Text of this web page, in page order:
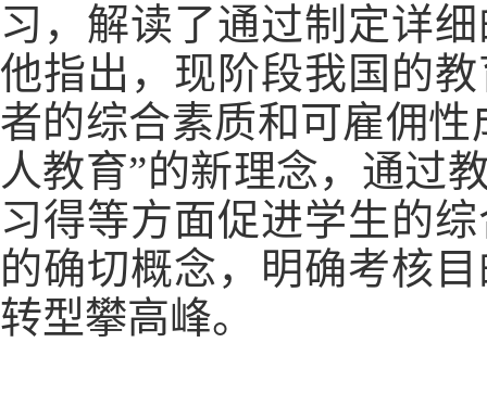
习，解读了通过制定详
他指出，现阶段我国的
者的综合素质和可雇佣
人教育”的新理念，通过
习得等方面促进学生的
的确切概念，明确考核
转型攀高峰。